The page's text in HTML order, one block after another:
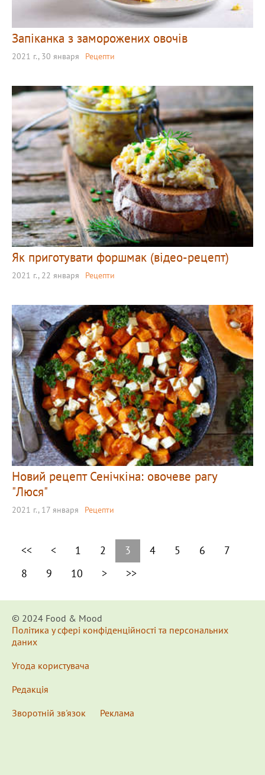
Запіканка з заморожених овочів
2021 г., 30 января Рецепти
Як приготувати форшмак (відео-рецепт)
2021 г., 22 января Рецепти
Новий рецепт Сенічкіна: овочеве рагу
"Люся"
2021 г., 17 января Рецепти
<< < 1 2 3 4 5 6
7
8
9 10 > >>
© 2024 Food & Мood
Політика у сфері конфіденційності та персональних
даних
Угода користувача
Редакція
Зворотній зв'язок
Реклама